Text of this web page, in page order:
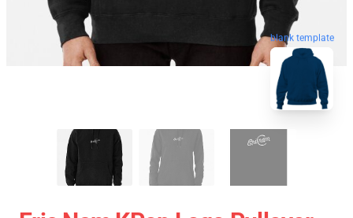
blank template